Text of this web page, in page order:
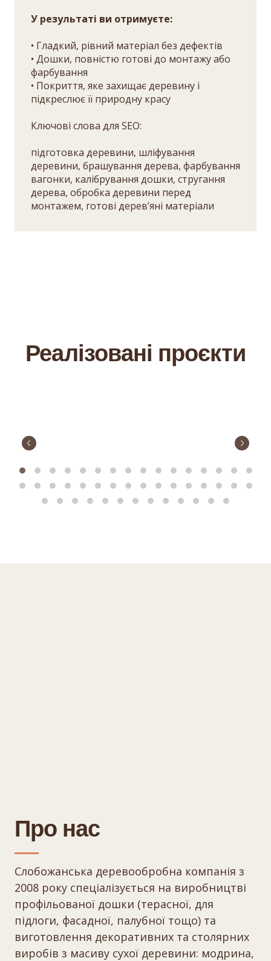
У результаті ви отримуєте:
• Гладкий, рівний матеріал без дефектів
• Дошки, повністю готові до монтажу або
фарбування
• Покриття, яке захищає деревину і
підкреслює її природну красу
Ключові слова для SEO:
підготовка деревини, шліфування
деревини, брашування дерева, фарбування
вагонки, калібрування дошки, стругання
дерева, обробка деревини перед
монтажем, готові дерев’яні матеріали
Реалізовані проєкти
Про нас
Слобожанська деревообробна компанія з
2008 року спеціалізується на виробництві
профільованої дошки (терасної, для
підлоги, фасадної, палубної тощо) та
виготовлення декоративних та столярних
виробів з масиву сухої деревини: модрина,